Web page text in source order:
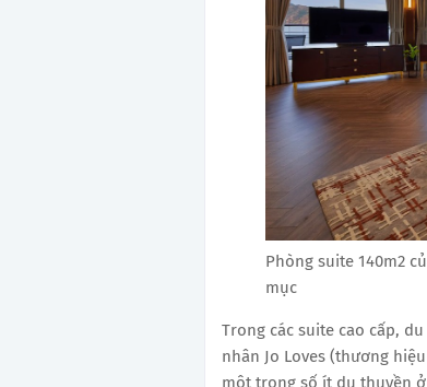
Phòng suite 140m2
mục
Trong các suite cao cấp,
nhân Jo Loves (thương
một trong số ít du thuyền